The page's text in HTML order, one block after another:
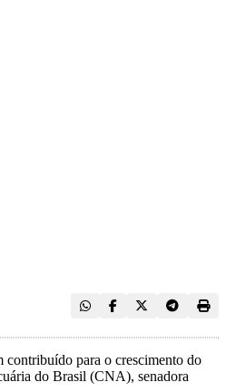
contribuído para o crescimento do
do Brasil (CNA), senadora